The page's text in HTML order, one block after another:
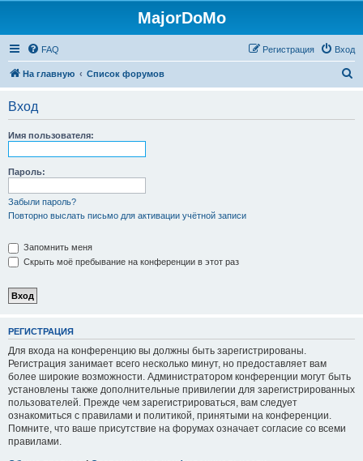
MajorDoMo
FAQ Вход
Регистрация
На главную Список форумов
Вход
Имя пользователя:
Пароль:
Забыли пароль?
Повторно выслать письмо для активации учётной записи
Запомнить меня
Скрыть моё пребывание на конференции в этот раз
РЕГИСТРАЦИЯ
Для входа на конференцию вы должны быть зарегистрированы.
Регистрация занимает всего несколько минут, но предоставляет вам
более широкие возможности. Администратором конференции могут быть
установлены также дополнительные привилегии для зарегистрированных
пользователей. Прежде чем зарегистрироваться, вам следует
ознакомиться с правилами и политикой, принятыми на конференции.
Помните, что ваше присутствие на форумах означает согласие со всеми
правилами.